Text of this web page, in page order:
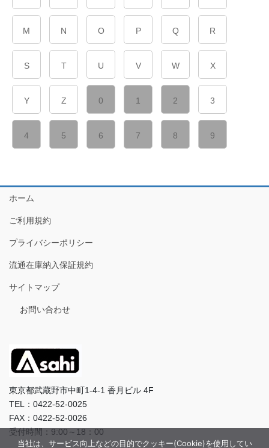
M N O P Q R
S T U V W X
Y Z 0 1 2 3
4 5 6 7 8 9
ホーム
ご利用規約
プライバシーポリシー
流通在庫納入保証規約
サイトマップ
お問い合わせ
東京都武蔵野市中町1-4-1 香月ビル 4F
TEL：0422-52-0025
FAX：0422-52-0026
受付時間：9:00～18：00
当社は、サービス向上などの目的でクッキー(Cookie)を使用してい